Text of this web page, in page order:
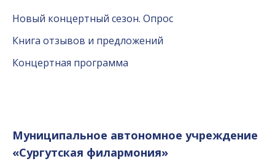
Новый концертный сезон. Опрос
Книга отзывов и предложений
Концертная программа
Муниципальное автономное учреждение
«Сургутская филармония»